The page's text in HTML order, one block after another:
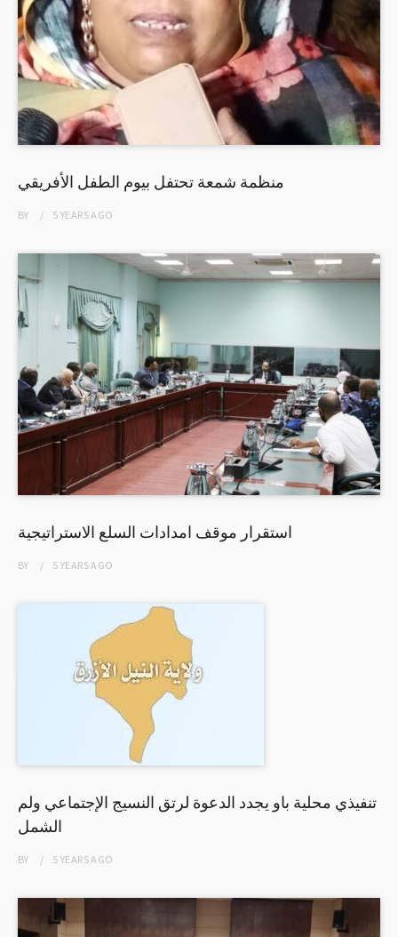
منظمة شمعة تحتفل بيوم الطفل الأفريقي
BY 5 YEARSAGO
استقرار موقف امدادات السلع الاستراتيجية
BY 5 YEARSAGO
تنفيذي محلية باو يجدد الدعوة لرتق النسيج الإجتماعي ولم
الشمل
BY 5 YEARSAGO